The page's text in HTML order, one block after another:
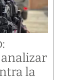
la